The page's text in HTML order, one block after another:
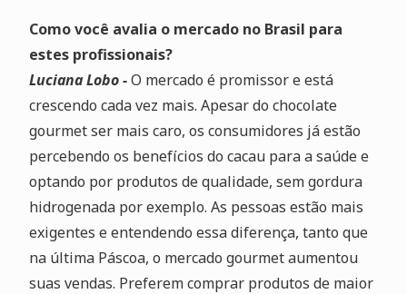
Como você avalia o mercado no Brasil para
estes profissionais?
Luciana Lobo -O mercado é promissor e está
crescendo cada vez mais. Apesar do chocolate
gourmet ser mais caro, os consumidores já estão
percebendo os benefícios do cacau para a saúde e
optando por produtos de qualidade, sem gordura
hidrogenada por exemplo. As pessoas estão mais
exigentes e entendendo essa diferença, tanto que
na última Páscoa, o mercado gourmet aumentou
suas vendas. Preferem comprar produtos de maior